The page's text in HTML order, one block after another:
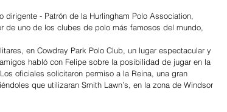
- Patrón de la Hurlingham Polo Association,
de uno de los clubes de polo más famosos del mundo,
en Cowdray Park Polo Club, un lugar espectacular y
habló con Felipe sobre la posibilidad de jugar en la
oficiales solicitaron permiso a la Reina, una gran
que utilizaran Smith Lawn’s, en la zona de Windsor